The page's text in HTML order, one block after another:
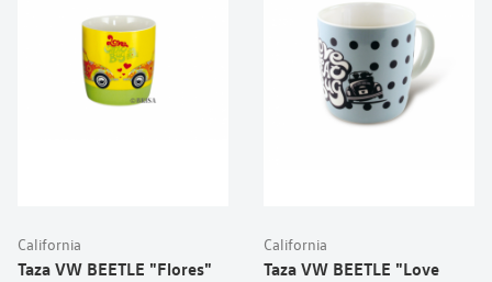
California
Taza VW BEETLE "Flores"
California
Taza VW BEETLE "Love